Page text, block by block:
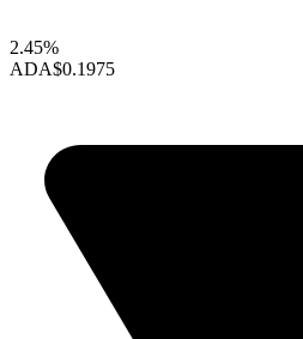
2.45%
ADA$0.1975